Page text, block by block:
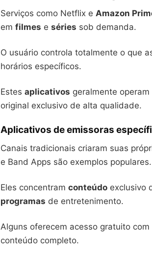
Serviços como Netflix e Amazon
em filmes e séries sob demanda.
O usuário controla totalmente o que
horários específicos.
Estes aplicativos geralmente
original exclusivo de alta qualidade.
Aplicativos de emissoras
Canais tradicionais criaram suas
e Band Apps são exemplos populares.
Eles concentram conteúdo exclusivo
programas de entretenimento.
Alguns oferecem acesso gratuito
conteúdo completo.